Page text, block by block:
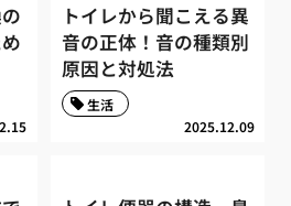
トイレから聞こえる異
音の正体！音の種類別
原因と対処法
2025.12.09
生活